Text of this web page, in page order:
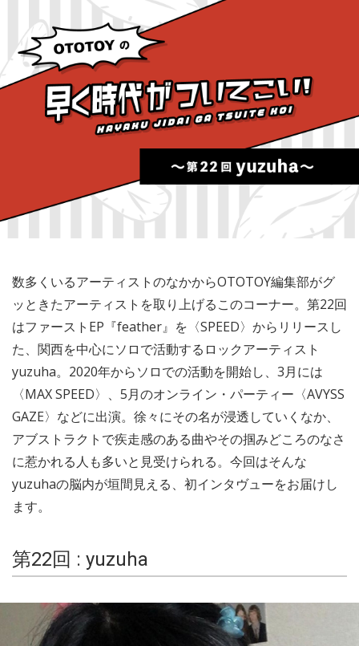
数多くいるアーティストのなかからOTOTOY編集部がグ
ッときたアーティストを取り上げるこのコーナー。第22回
はファーストEP『feather』を〈SPEED〉からリリースし
た、関西を中心にソロで活動するロックアーティスト
yuzuha。2020年からソロでの活動を開始し、3月には
〈MAX SPEED〉、5月のオンライン・パーティー〈AVYSS
GAZE〉などに出演。徐々にその名が浸透していくなか、
アブストラクトで疾走感のある曲やその掴みどころのなさ
に惹かれる人も多いと見受けられる。今回はそんな
yuzuhaの脳内が垣間見える、初インタヴューをお届けし
ます。
第22回 : yuzuha